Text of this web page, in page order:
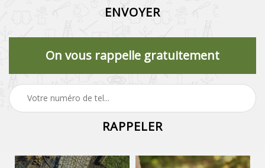
On vous rappelle gratuitement